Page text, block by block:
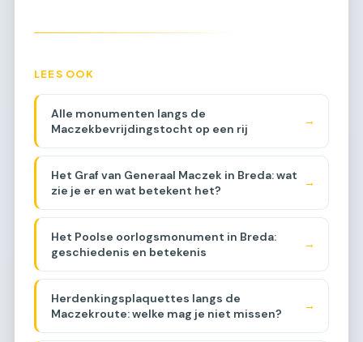
LEES OOK
Alle monumenten langs de
Maczekbevrijdingstocht op een rij
→
Het Graf van Generaal Maczek in Breda: wat
zie je er en wat betekent het?
→
Het Poolse oorlogsmonument in Breda:
geschiedenis en betekenis
→
Herdenkingsplaquettes langs de
Maczekroute: welke mag je niet missen?
→